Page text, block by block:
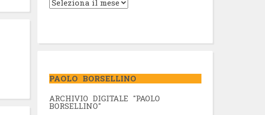
PAOLO BORSELLINO
ARCHIVIO DIGITALE "PAOLO
BORSELLINO"